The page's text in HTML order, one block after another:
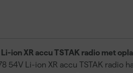
Li-ion XR accu TSTAK radio met
54V Li-ion XR accu TSTAK